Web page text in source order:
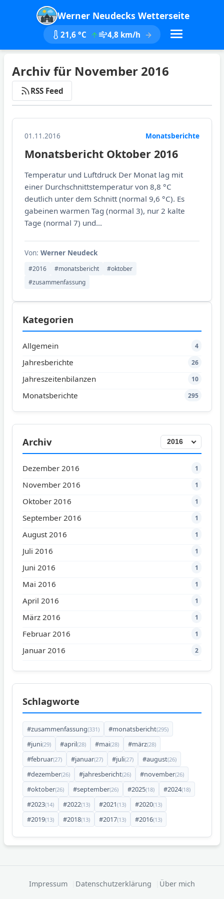
Werner Neudecks Wetterseite
21,6 °C 4,8 km/h
Archiv für November 2016
RSS Feed
01.11.2016 Monatsberichte
Monatsbericht Oktober 2016
Temperatur und Luftdruck Der Monat lag mit
einer Durchschnittstemperatur von 8,8 °C
deutlich unter dem Schnitt (normal 9,6 °C). Es
gabeinen warmen Tag (normal 3), nur 2 kalte
Tage (normal 7) und...
Von: Werner Neudeck
#2016 #monatsbericht
#oktober
#zusammenfassung
Kategorien
Allgemein 4
Jahresberichte 26
Jahreszeitenbilanzen 10
Monatsberichte 295
Archiv
Dezember 2016 1
November 2016 1
Oktober 2016 1
September 2016 1
August 2016 1
Juli 2016 1
Juni 2016 1
Mai 2016 1
April 2016 1
März 2016 1
Februar 2016 1
Januar 2016 2
Schlagworte
#zusammenfassung(331) #monatsbericht(295)
#juni(29) #april(28) #mai(28) #märz(28)
#februar(27) #januar(27) #juli(27) #august(26)
#dezember(26) #jahresbericht(26) #november(26)
#oktober(26) #september(26) #2025(18) #2024(18)
#2023(14) #2022(13) #2021(13) #2020(13)
#2019(13) #2018(13) #2017(13) #2016(13)
Impressum Datenschutzerklärung
Über mich